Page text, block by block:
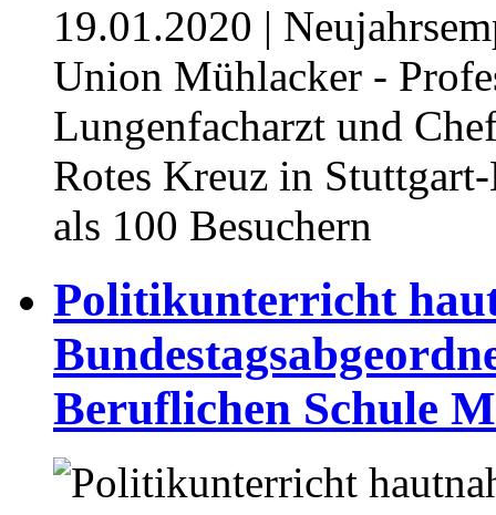
19.01.2020 |
Union Mühlacker -
Lungenfacharzt und
Rotes Kreuz in
als 100 Besuchern
Politikunterricht
Beruflichen Schule